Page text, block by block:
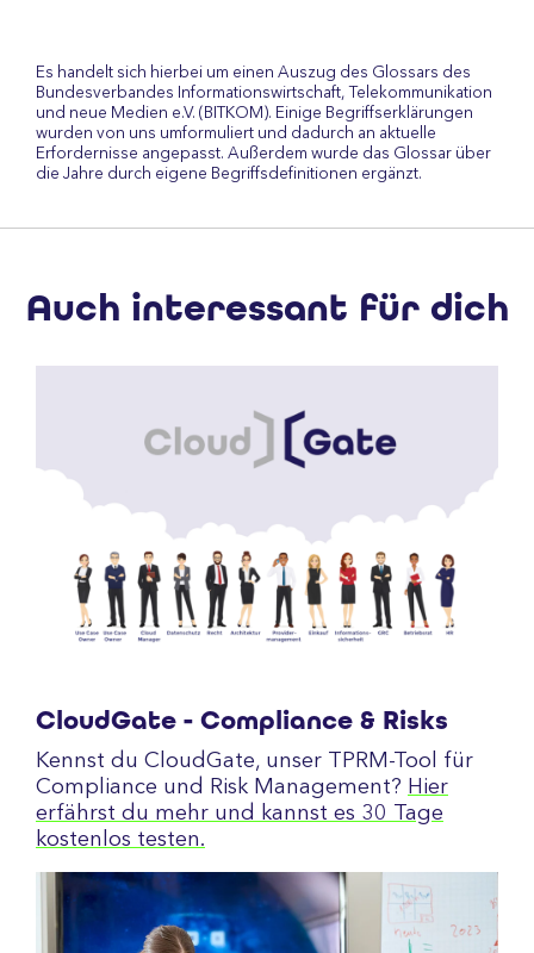
Es handelt sich hierbei um einen Auszug des Glossars des
Bundesverbandes Informationswirtschaft, Telekommunikation
und neue Medien e.V. (BITKOM). Einige Begriffserklärungen
wurden von uns umformuliert und dadurch an aktuelle
Erfordernisse angepasst. Außerdem wurde das Glossar über
die Jahre durch eigene Begriffsdefinitionen ergänzt.
Auch interessant für dich
CloudGate - Compliance & Risks
Kennst du CloudGate, unser TPRM-Tool für
Compliance und Risk Management? Hier
erfährst du mehr und kannst es 30 Tage
kostenlos testen.